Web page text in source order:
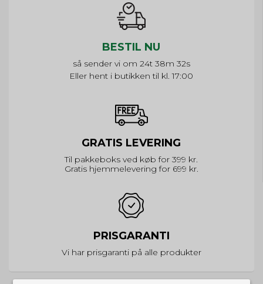
BESTIL NU
så sender vi om 24t 38m 32s
Eller hent i butikken til kl. 17:00
GRATIS LEVERING
Til pakkeboks ved køb for 399 kr.
Gratis hjemmelevering for 699 kr.
PRISGARANTI
Vi har prisgaranti på alle produkter